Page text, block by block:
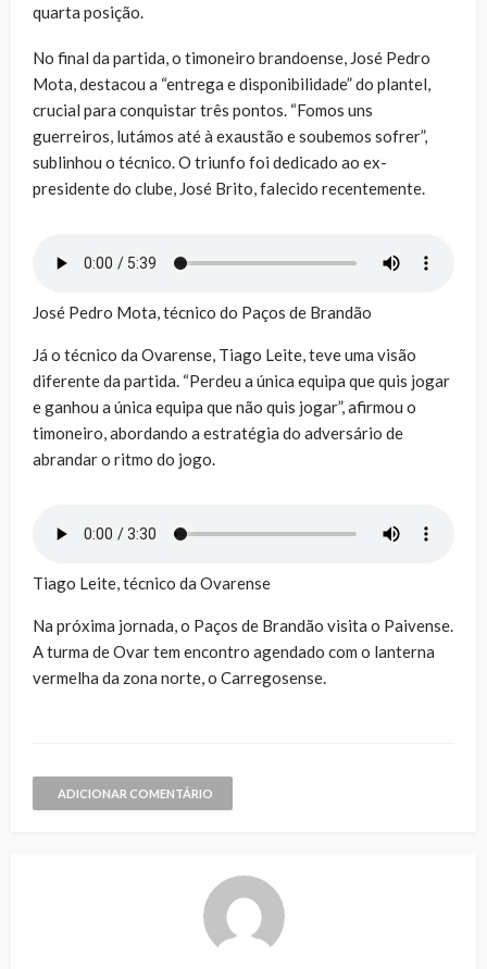
quarta posição.
No final da partida, o timoneiro brandoense, José Pedro
Mota, destacou a “entrega e disponibilidade” do plantel,
crucial para conquistar três pontos. “Fomos uns
guerreiros, lutámos até à exaustão e soubemos sofrer”,
sublinhou o técnico. O triunfo foi dedicado ao ex-
presidente do clube, José Brito, falecido recentemente.
José Pedro Mota, técnico do Paços de Brandão
Já o técnico da Ovarense, Tiago Leite, teve uma visão
diferente da partida. “Perdeu a única equipa que quis jogar
e ganhou a única equipa que não quis jogar”, afirmou o
timoneiro, abordando a estratégia do adversário de
abrandar o ritmo do jogo.
Tiago Leite, técnico da Ovarense
Na próxima jornada, o Paços de Brandão visita o Paivense.
A turma de Ovar tem encontro agendado com o lanterna
vermelha da zona norte, o Carregosense.
ADICIONAR COMENTÁRIO